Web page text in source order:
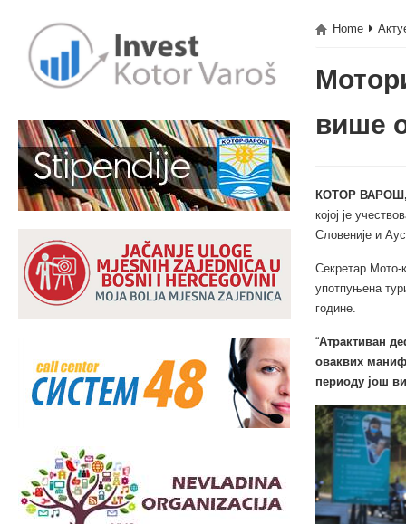
Home
више
КОТОР
којој је
Словеније и
Секретар Мото-
употпуњена
године.
“Атрактиван
оваквих
периоду још